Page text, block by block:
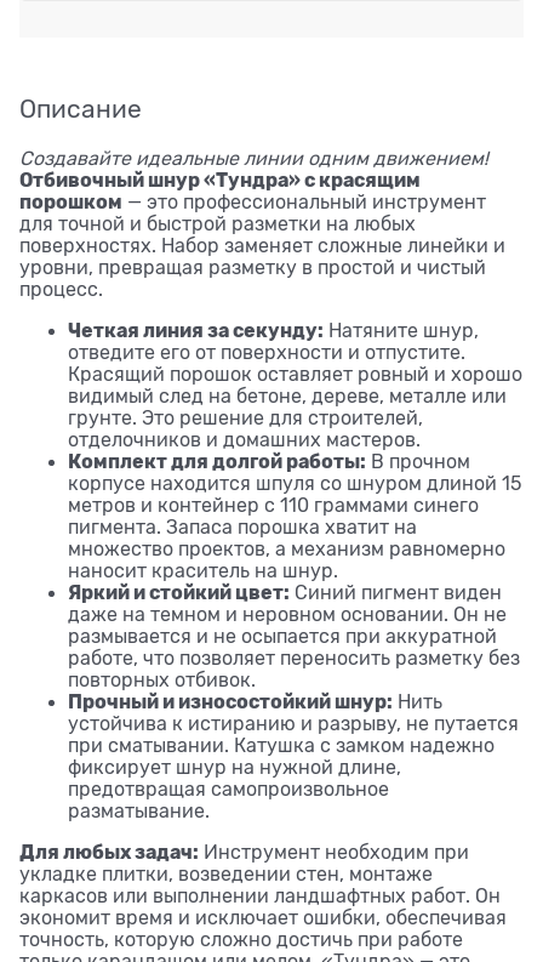
Описание
Создавайте идеальные линии одним движением!
Отбивочный шнур «Тундра» с красящим
порошком — это профессиональный инструмент
для точной и быстрой разметки на любых
поверхностях. Набор заменяет сложные линейки и
уровни, превращая разметку в простой и чистый
процесс.
Четкая линия за секунду: Натяните шнур,
отведите его от поверхности и отпустите.
Красящий порошок оставляет ровный и хорошо
видимый след на бетоне, дереве, металле или
грунте. Это решение для строителей,
отделочников и домашних мастеров.
Комплект для долгой работы: В прочном
корпусе находится шпуля со шнуром длиной 15
метров и контейнер с 110 граммами синего
пигмента. Запаса порошка хватит на
множество проектов, а механизм равномерно
наносит краситель на шнур.
Яркий и стойкий цвет: Синий пигмент виден
даже на темном и неровном основании. Он не
размывается и не осыпается при аккуратной
работе, что позволяет переносить разметку без
повторных отбивок.
Прочный и износостойкий шнур: Нить
устойчива к истиранию и разрыву, не путается
при сматывании. Катушка с замком надежно
фиксирует шнур на нужной длине,
предотвращая самопроизвольное
разматывание.
Для любых задач: Инструмент необходим при
укладке плитки, возведении стен, монтаже
каркасов или выполнении ландшафтных работ. Он
экономит время и исключает ошибки, обеспечивая
точность, которую сложно достичь при работе